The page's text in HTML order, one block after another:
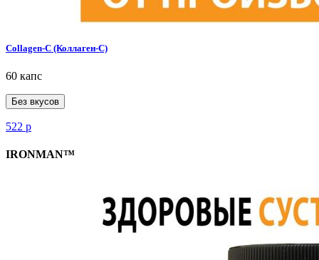
Collagen-C (Коллаген-С)
60 капс
Без вкусов
522 р
IRONMAN™